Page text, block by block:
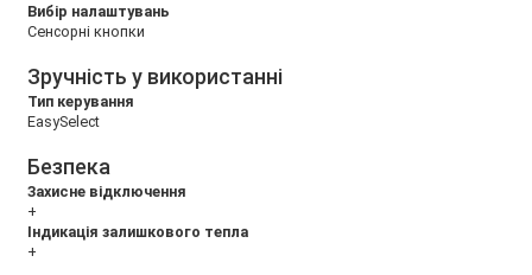
Вибір налаштувань
Сенсорні кнопки
Зручність у використанні
Тип керування
EasySelect
Безпека
Захисне відключення
+
Індикація залишкового тепла
+